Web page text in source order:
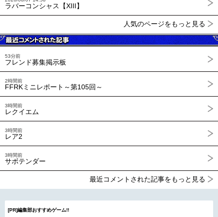
ラバーコンシャス【XIII】
人気のページをもっと見る
53分前
フレンド募集掲示板
2時間前
FFRKミニレポート～第105回～
3時間前
レクイエム
3時間前
レア2
3時間前
サボテンダー
最近コメントされた記事をもっと見る
[PR]編集部おすすめゲーム!!